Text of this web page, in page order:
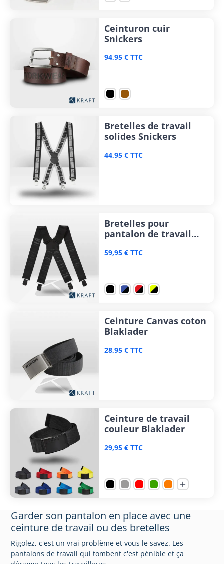
Ceinturon cuir
Snickers
94,95 € TTC
Bretelles de travail
solides Snickers
44,95 € TTC
Bretelles pour
pantalon de travail
59,95 € TTC
Ceinture Canvas coton
Blaklader
28,95 € TTC
Ceinture de travail
couleur Blaklader
29,95 € TTC

Garder son pantalon en place avec une
ceinture de travail ou des bretelles
Rigolez, c'est un vrai problème et vous le savez. Les
pantalons de travail qui tombent c'est pénible et ça